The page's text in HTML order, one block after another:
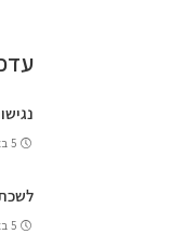
5 באוגוסט 2026
5 באוגוסט 2026